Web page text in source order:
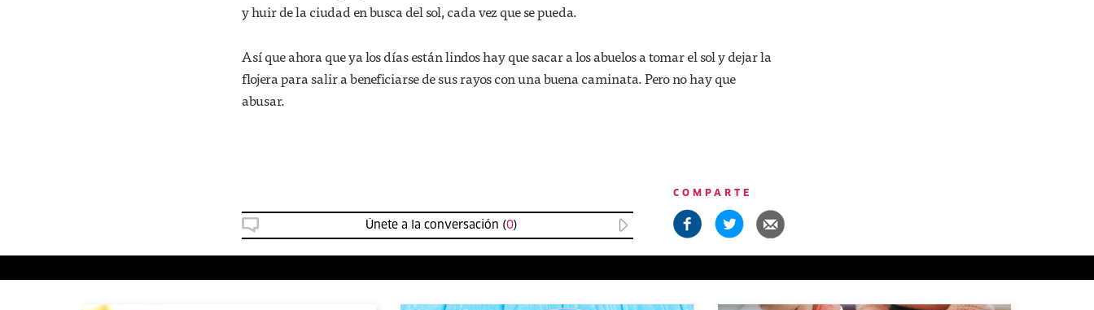
y huir de la ciudad en busca del sol, cada vez que se pueda.
Así que ahora que ya los días están lindos hay que sacar a los abuelos a tomar el sol y dejar la
flojera para salir a beneficiarse de sus rayos con una buena caminata. Pero no hay que
abusar.
Únete a la conversación (0)
COMPARTE